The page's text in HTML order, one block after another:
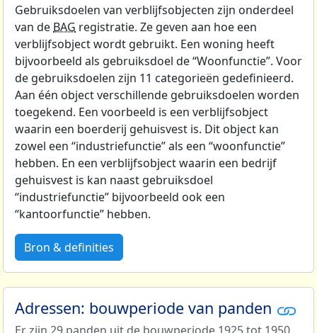
Gebruiksdoelen van verblijfsobjecten zijn onderdeel
van de BAG registratie. Ze geven aan hoe een
verblijfsobject wordt gebruikt. Een woning heeft
bijvoorbeeld als gebruiksdoel de “Woonfunctie”. Voor
de gebruiksdoelen zijn 11 categorieën gedefinieerd.
Aan één object verschillende gebruiksdoelen worden
toegekend. Een voorbeeld is een verblijfsobject
waarin een boerderij gehuisvest is. Dit object kan
zowel een “industriefunctie” als een “woonfunctie”
hebben. En een verblijfsobject waarin een bedrijf
gehuisvest is kan naast gebruiksdoel
“industriefunctie” bijvoorbeeld ook een
“kantoorfunctie” hebben.
Bron & definities
Adressen: bouwperiode van panden